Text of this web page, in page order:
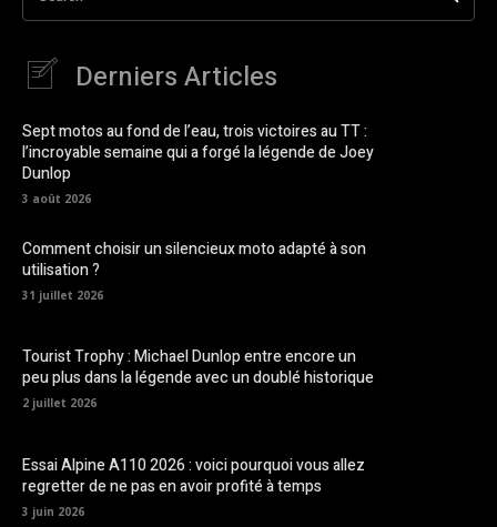
Derniers Articles
Sept motos au fond de l’eau, trois victoires au TT :
l’incroyable semaine qui a forgé la légende de Joey
Dunlop
3 août 2026
Comment choisir un silencieux moto adapté à son
utilisation ?
31 juillet 2026
Tourist Trophy : Michael Dunlop entre encore un
peu plus dans la légende avec un doublé historique
2 juillet 2026
Essai Alpine A110 2026 : voici pourquoi vous allez
regretter de ne pas en avoir profité à temps
3 juin 2026